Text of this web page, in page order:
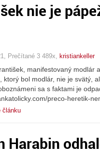
nie je
Prečítané 3 489x, kristiankeller
manifestovaný modlár
ktorý bol modlár, nie je svätý,
sa s faktami je
preco-heretik-
článku
Harabin